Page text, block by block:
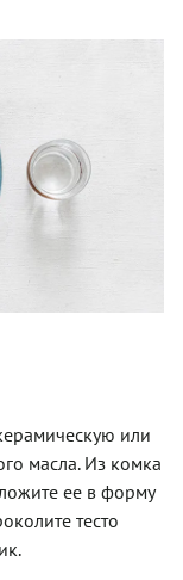
или
масла. Из комка
ее в форму
тесто